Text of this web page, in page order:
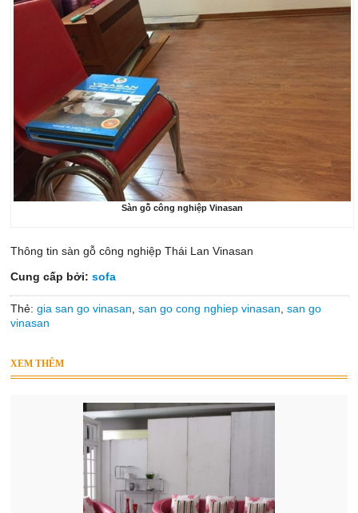
Sàn gỗ công nghiệp Vinasan
Thông tin sàn gỗ công nghiệp Thái Lan Vinasan
Cung cấp bởi:sofa
Thẻ:gia san go vinasan ,san go cong nghiep vinasan ,san go
vinasan
XEM THÊM